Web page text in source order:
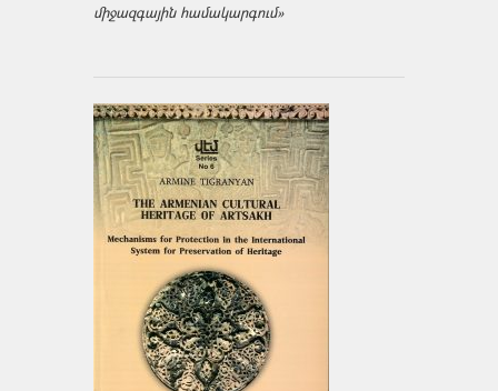
միջազ­գային համակարգում»